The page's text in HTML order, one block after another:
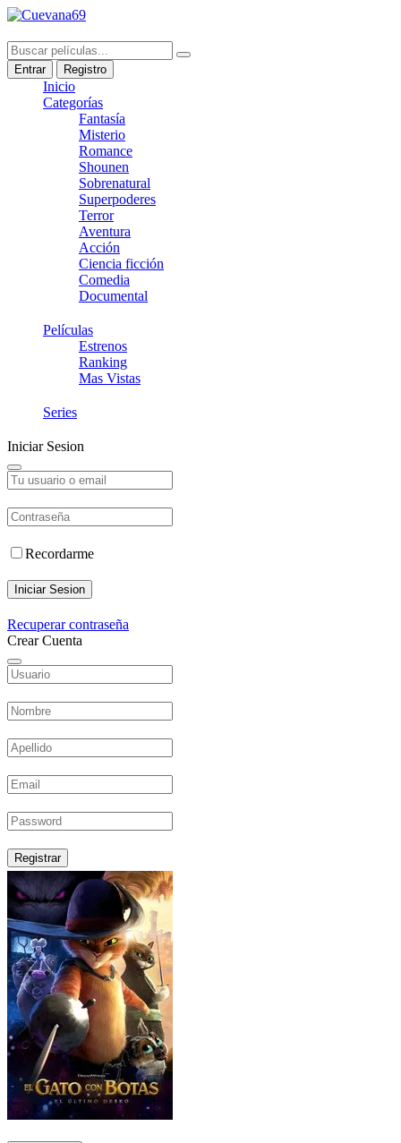
Entrar Registro
Inicio
Categorías
Fantasía
Misterio
Romance
Shounen
Sobrenatural
Superpoderes
Terror
Aventura
Acción
Ciencia ficción
Comedia
Documental
Películas
Estrenos
Ranking
Mas Vistas
Series
Iniciar Sesion
Recordarme
Iniciar Sesion
Recuperar contraseña
Crear Cuenta
Registrar